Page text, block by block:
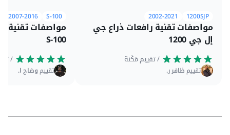
1200SJP
2002-2021
مواصفات تقنية رافعات ذراع جي
إل جي 1200
تقييمظافر ر.
S-100
2007-2016
مواصفات تقنية
S-100
تقييموضاح ا.